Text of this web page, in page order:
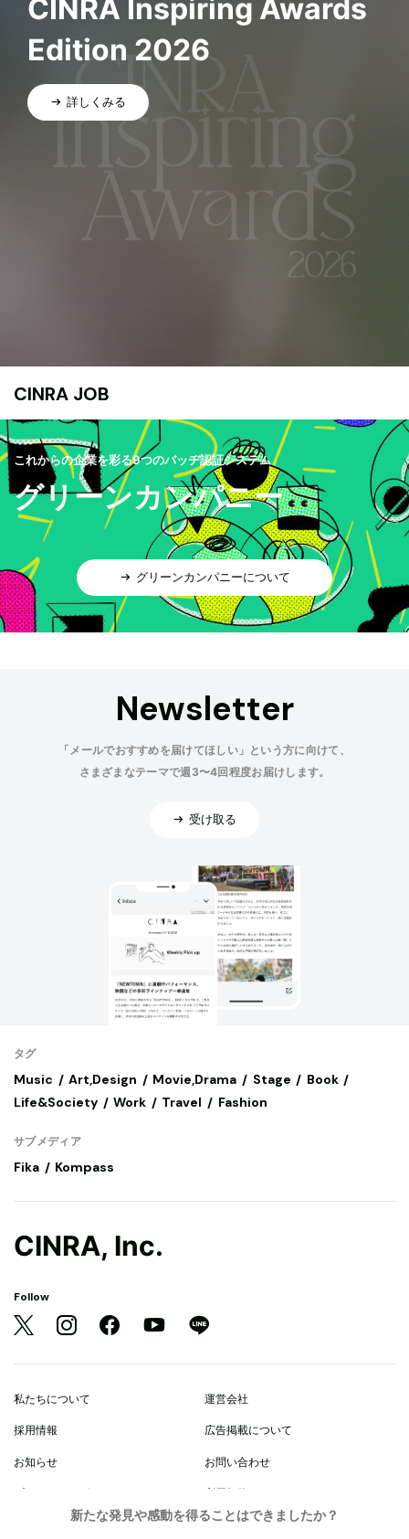
新たな発見や感動を得ることはできましたか？
CINRA Inspiring Awards
Edition 2026
詳しくみる
CINRA JOB
これからの企業を彩る9つのバッヂ認証システム
グリーンカンパニー
グリーンカンパニーについて
Newsletter
「メールでおすすめを届けてほしい」という方に向けて、
さまざまなテーマで週3〜4回程度お届けします。
受け取る
タグ
Music Art,Design Movie,Drama Stage
Book
Life&Society
Work Travel Fashion
サブメディア
Fika Kompass
CINRA, Inc.
Follow
私たちについて 運営会社
採用情報 広告掲載について
お知らせ お問い合わせ
プライバシーポリシー 利用規約